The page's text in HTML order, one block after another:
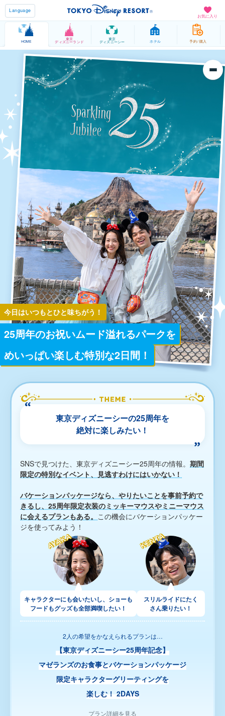
お気に入り
Language
HOME
東京
ディズニーランド
東京
ディズニーシー ホテル 予約 / 購入
TOP
バケーションパッケージとは？
Your Story
プラン一覧
よくあるご質問
Plan Finder
あなたにぴったりなプランを
見つけよう！
予約サイトへ
各体験の詳しい利用方法はこちら
特定商取引法に基づく表示
今日はいつもとひと味ちがう！
25周年のお祝いムード溢れるパークを
めいっぱい楽しむ特別な2日間！
東京ディズニーシーの25周年を
絶対に楽しみたい！
SNSで見つけた、東京ディズニーシー25周年の情報。 期間
限定の特別なイベント、見逃すわけにはいかない！
バケーションパッケージなら、やりたいことを事前予約で
きるし、25周年限定衣装のミッキーマウスやミニーマウス
に会えるプランもある。 この機会にバケーションパッケー
ジを使ってみよう！
AYAKA
AYAKA
キャラクターにも会いたいし、ショーも
フードもグッズも全部満喫したい！
KENTA
KENTA
スリルライドにたく
さん乗りたい！
2人の希望をかなえられるプランは…
【東京ディズニーシー25周年記念】
マゼランズのお食事とバケーションパッケージ
限定キャラクターグリーティングを
楽しむ！ 2DAYS
プラン詳細を見る